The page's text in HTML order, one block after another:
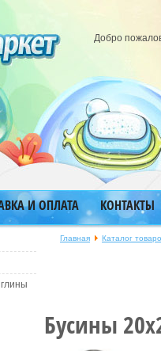
Добро
И ОПЛАТА
КОНТАКТЫ
Главная Каталог
Бусины